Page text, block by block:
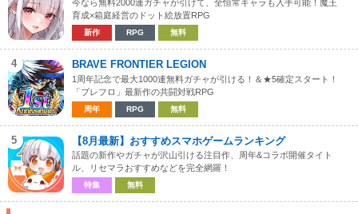
今なら無料2000連ガチャが引けて、全恒常キャラも入手可能！魔王
育成×箱庭経営のドット絵放置RPG
新作 RPG 無料
4 BRAVE FRONTIER LEGION
1周年記念で最大1000連無料ガチャが引ける！＆★5確定スタート！
「ブレフロ」最新作の共闘対戦RPG
周年 RPG 無料
5 【8月最新】おすすめスマホゲームランキング
話題の新作やガチャが沢山引ける注目作、周年&コラボ開催タイト
ル、リセマラおすすめなどを完全網羅！
特集 無料